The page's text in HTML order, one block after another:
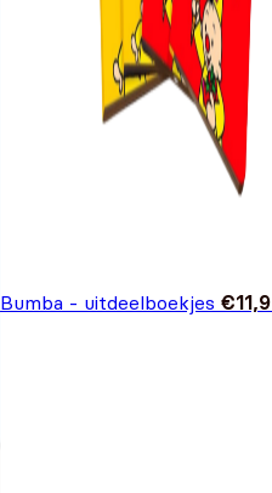
Bumba - uitdeelboekjes €